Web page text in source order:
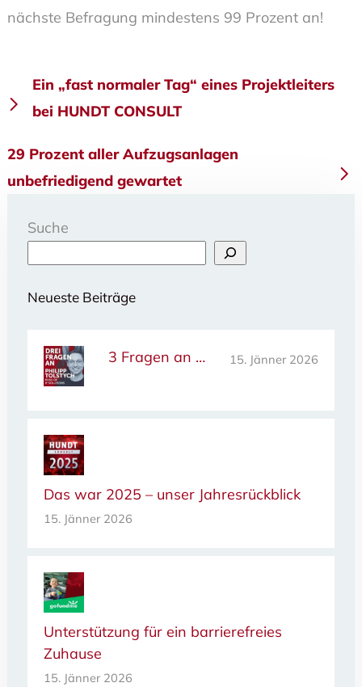
nächste Befragung mindestens 99 Prozent an!
Beitragsnavigation
Ein „fast normaler Tag“ eines Projektleiters
bei HUNDT CONSULT
29 Prozent aller Aufzugsanlagen
unbefriedigend gewartet
Suche
Neueste Beiträge
3 Fragen an … 15. Jänner 2026
Das war 2025 – unser Jahresrückblick
15. Jänner 2026
Unterstützung für ein barrierefreies
Zuhause
15. Jänner 2026